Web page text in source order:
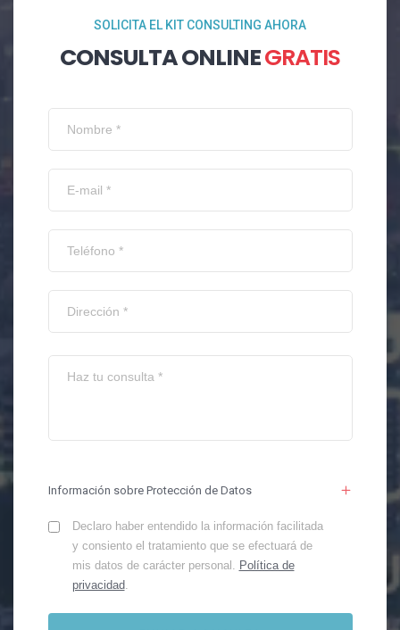
SOLICITA EL KIT CONSULTING AHORA
CONSULTA ONLINEGRATIS
Información sobre Protección de Datos
Declaro haber entendido la información facilitada
y consiento el tratamiento que se efectuará de
mis datos de carácter personal. Política de
privacidad.